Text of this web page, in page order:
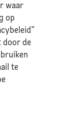
waar
op
door de
te